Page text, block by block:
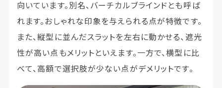
向いています。別名、バーチカルブラインドとも呼ば
れます。おしゃれな印象を与えられる点が特徴です。
また、縦型に並んだスラットを左右に動かせる、遮光
性が高い点もメリットといえます。一方で、横型に比
べて、高額で選択肢が少ない点がデメリットです。